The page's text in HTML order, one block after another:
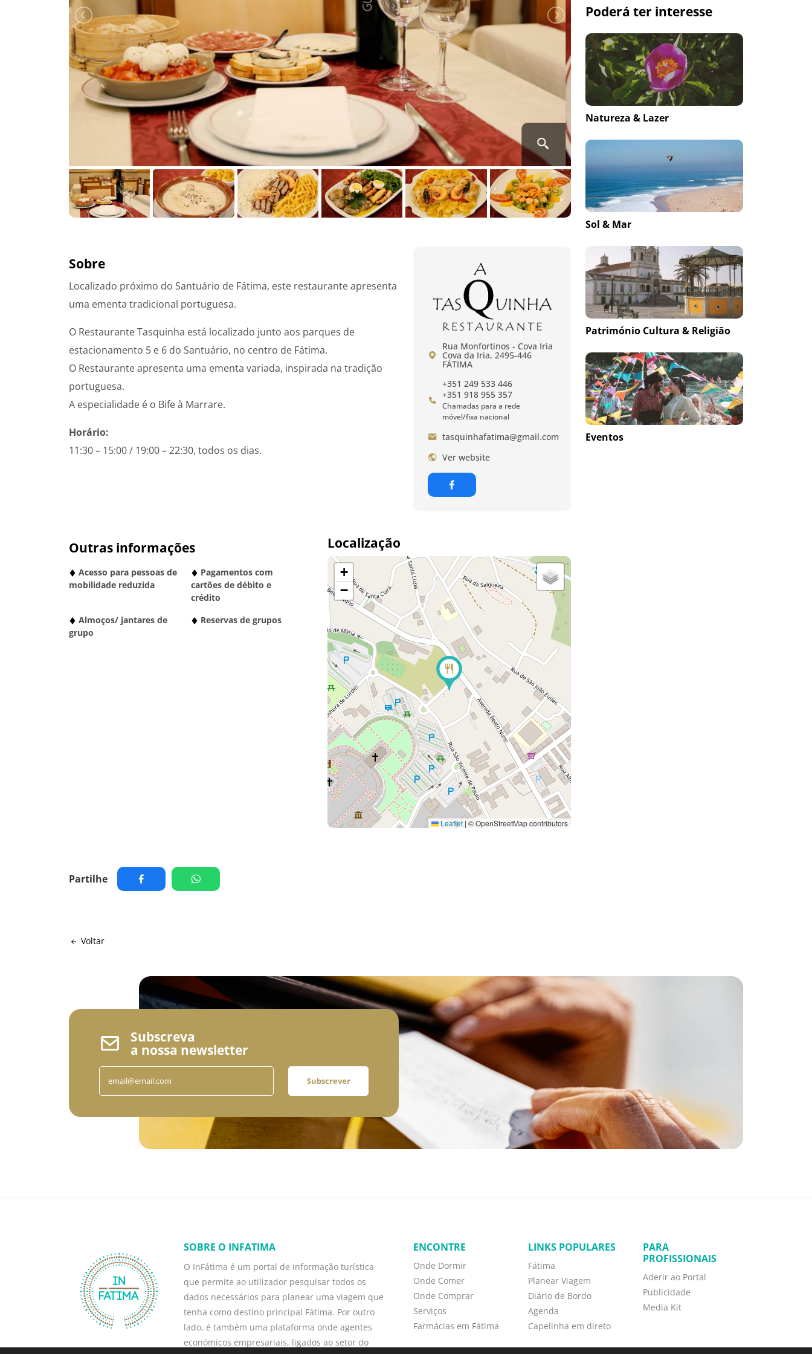
Sobre
Localizado próximo do Santuário de Fátima, este restaurante apresenta
uma ementa tradicional portuguesa.
O Restaurante Tasquinha está localizado junto aos parques de
estacionamento 5 e 6 do Santuário, no centro de Fátima.
O Restaurante apresenta uma ementa variada, inspirada na tradição
portuguesa.
A especialidade é o Bife à Marrare.
Horário:
11:30 – 15:00 / 19:00 – 22:30, todos os dias.
Rua Monfortinos - Cova Iria
Cova da Iria, 2495-446
FÁTIMA
+351 249 533 446
+351 918 955 357
Chamadas para a rede
móvel/fixa nacional
tasquinhafatima@gmail.com
Ver website
Outras informações
Acesso para pessoas de
mobilidade reduzida
Pagamentos com
cartões de débito e
crédito
Almoços/ jantares de
grupo
Reservas de grupos
Localização
+
−
Leaflet | © OpenStreetMap contributors
Poderá ter interesse
Natureza & Lazer
Sol & Mar
Património Cultura & Religião
Eventos
Partilhe
Voltar
Subscreva
a nossa newsletter
Subscrever
SOBRE O INFATIMA
O InFátima é um portal de informação turística
que permite ao utilizador pesquisar todos os
dados necessários para planear uma viagem que
tenha como destino principal Fátima. Por outro
lado, é também uma plataforma onde agentes
económicos empresariais, ligados ao setor do
ENCONTRE
Onde Dormir
Onde Comer
Onde Comprar
Serviços
Farmácias em Fátima
LINKS POPULARES
Fátima
Planear Viagem
Diário de Bordo
Agenda
Capelinha em direto
PARA
PROFISSIONAIS
Aderir ao Portal
Publicidade
Media Kit